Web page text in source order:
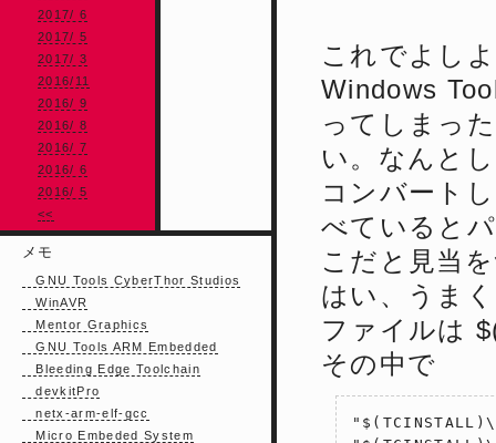
2017/ 6
2017/ 5
2017/ 3
2016/11
2016/ 9
2016/ 8
2016/ 7
2016/ 6
2016/ 5
<<
メモ
GNU Tools CyberThor Studios
WinAVR
Mentor Graphics
GNU Tools ARM Embedded
Bleeding Edge Toolchain
devkitPro
netx-arm-elf-gcc
Micro Embeded System
これでよし
Windows
ってしまっ
い。なんと
コンバート
べていると
こだと見当
はい、うま
ファイルは
その中で